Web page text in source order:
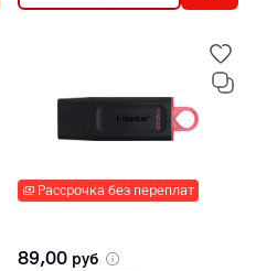
Рассрочка без переплат
89,00 руб